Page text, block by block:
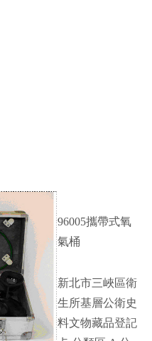
96005攜帶式氧
氣桶
新北市三峽區衛
生所基層公衛史
料文物藏品登記